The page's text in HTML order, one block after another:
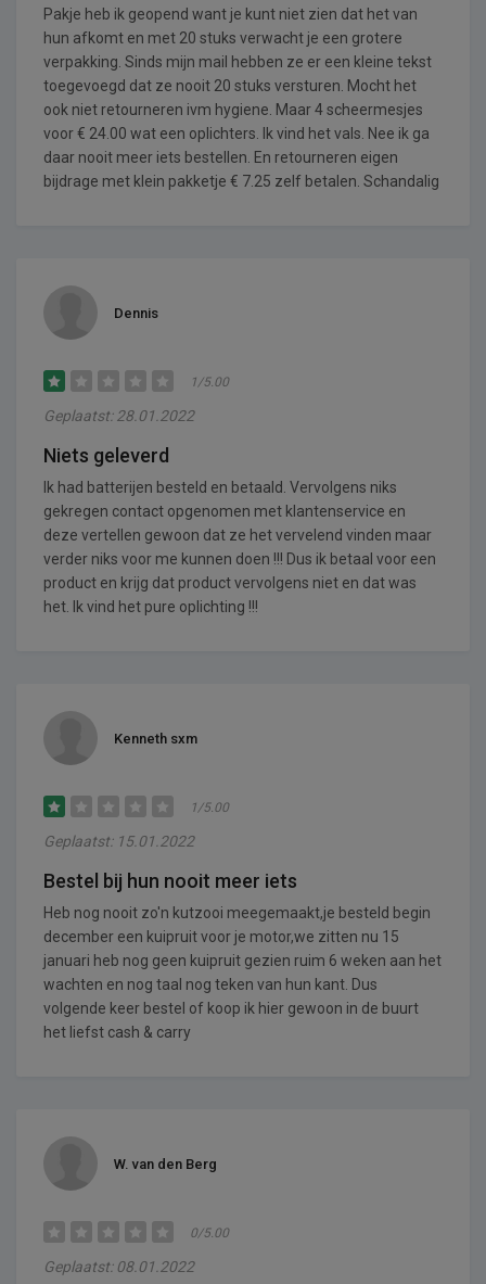
Pakje heb ik geopend want je kunt niet zien dat het van
hun afkomt en met 20 stuks verwacht je een grotere
verpakking. Sinds mijn mail hebben ze er een kleine tekst
toegevoegd dat ze nooit 20 stuks versturen. Mocht het
ook niet retourneren ivm hygiene. Maar 4 scheermesjes
voor € 24.00 wat een oplichters. Ik vind het vals. Nee ik ga
daar nooit meer iets bestellen. En retourneren eigen
bijdrage met klein pakketje € 7.25 zelf betalen. Schandalig
Dennis
1/5.00
Geplaatst: 28.01.2022
Niets geleverd
Ik had batterijen besteld en betaald. Vervolgens niks
gekregen contact opgenomen met klantenservice en
deze vertellen gewoon dat ze het vervelend vinden maar
verder niks voor me kunnen doen !!! Dus ik betaal voor een
product en krijg dat product vervolgens niet en dat was
het. Ik vind het pure oplichting !!!
Kenneth sxm
1/5.00
Geplaatst: 15.01.2022
Bestel bij hun nooit meer iets
Heb nog nooit zo'n kutzooi meegemaakt,je besteld begin
december een kuipruit voor je motor,we zitten nu 15
januari heb nog geen kuipruit gezien ruim 6 weken aan het
wachten en nog taal nog teken van hun kant. Dus
volgende keer bestel of koop ik hier gewoon in de buurt
het liefst cash & carry
W. van den Berg
0/5.00
Geplaatst: 08.01.2022